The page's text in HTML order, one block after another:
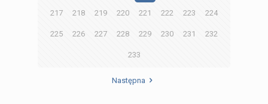
217 218 219 220 221 222 223 224
225 226 227 228 229 230 231 232
233
Następna